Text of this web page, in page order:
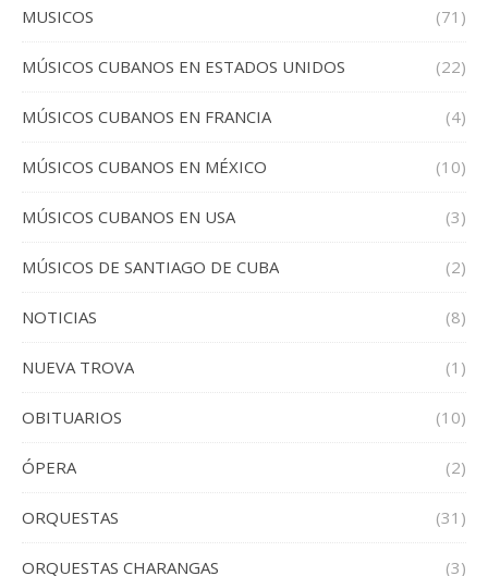
MUSICOS (71)
MÚSICOS CUBANOS EN ESTADOS UNIDOS (22)
MÚSICOS CUBANOS EN FRANCIA (4)
MÚSICOS CUBANOS EN MÉXICO (10)
MÚSICOS CUBANOS EN USA (3)
MÚSICOS DE SANTIAGO DE CUBA (2)
NOTICIAS (8)
NUEVA TROVA (1)
OBITUARIOS (10)
ÓPERA (2)
ORQUESTAS (31)
ORQUESTAS CHARANGAS (3)